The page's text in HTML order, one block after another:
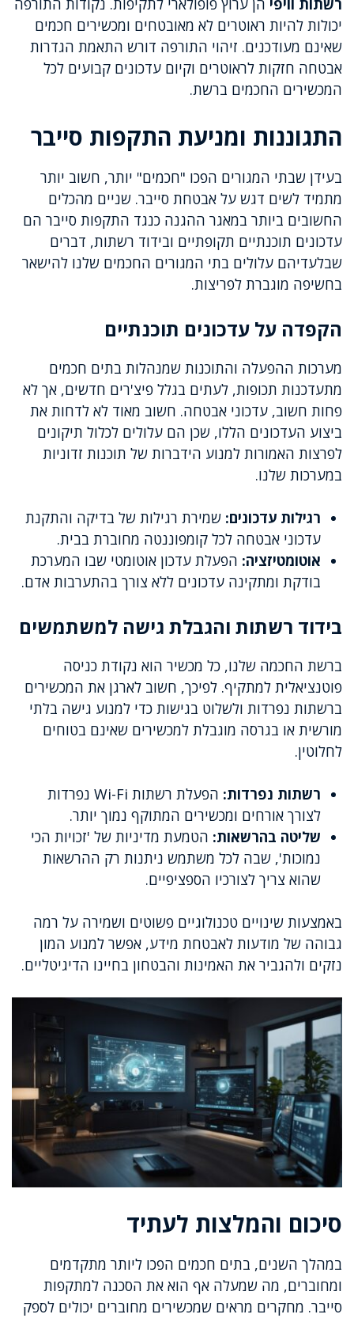
יכולות להיות ראוטרים לא מאובטחים ומכשירים חכמים
שאינם מעודכנים. זיהוי התורפה דורש התאמת הגדרות
אבטחה חזקות לראוטרים וקיום עדכונים קבועים לכל
המכשירים החכמים ברשת.
התגוננות ומניעת התקפות סייבר
בעידן שבתי המגורים הפכו "חכמים" יותר, חשוב יותר
מתמיד לשים דגש על אבטחת סייבר. שניים מהכלים
החשובים ביותר במאגר ההגנה כנגד התקפות סייבר הם
עדכונים תוכנתיים תקופתיים ובידוד רשתות, דברים
שבלעדיהם עלולים בתי המגורים החכמים שלנו להישאר
בחשיפה מוגברת לפריצות.
הקפדה על עדכונים תוכנתיים
מערכות ההפעלה והתוכנות שמנהלות בתים חכמים
מתעדכנות תכופות, לעתים בגלל פיצ'רים חדשים, אך לא
פחות חשוב, עדכוני אבטחה. חשוב מאוד לא לדחות את
ביצוע העדכונים הללו, שכן הם עלולים לכלול תיקונים
לפרצות האמורות למנוע הידברות של תוכנות זדוניות
במערכות שלנו.
רגילות עדכונים: שמירת רגילות של בדיקה והתקנת
עדכוני אבטחה לכל קומפוננטה מחוברת בבית.
אוטומטיזציה: הפעלת עדכון אוטומטי שבו המערכת
בודקת ומתקינה עדכונים ללא צורך בהתערבות אדם.
בידוד רשתות והגבלת גישה למשתמשים
ברשת החכמה שלנו, כל מכשיר הוא נקודת כניסה
פוטנציאלית למתקיף. לפיכך, חשוב לארגן את המכשירים
ברשתות נפרדות ולשלוט בגישות כדי למנוע גישה בלתי
מורשית או בגרסה מוגבלת למכשירים שאינם בטוחים
לחלוטין.
רשתות נפרדות:
הפעלת רשתות Wi-Fi נפרדות
לצורך אורחים ומכשירים המתוקף נמוך יותר.
שליטה בהרשאות: הטמעת מדיניות של 'זכויות הכי
נמוכות', שבה לכל משתמש ניתנות רק ההרשאות
שהוא צריך לצורכיו הספציפיים.
באמצעות שינויים טכנולוגיים פשוטים ושמירה על רמה
גבוהה של מודעות לאבטחת מידע, אפשר למנוע המון
נזקים ולהגביר את האמינות והבטחון בחיינו הדיגיטליים.
סיכום והמלצות לעתיד
במהלך השנים, בתים חכמים הפכו ליותר מתקדמים
ומחוברים, מה שמעלה אף הוא את הסכנה למתקפות
סייבר. מחקרים מראים שמכשירים מחוברים יכולים לספק